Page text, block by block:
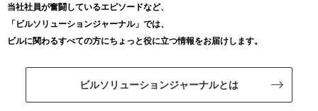
当社社員が奮闘しているエピソードなど、
「ビルソリューションジャーナル」では、
ビルに関わるすべての方にちょっと役に立つ情報をお届けします。
ビルソリューションジャーナルとは